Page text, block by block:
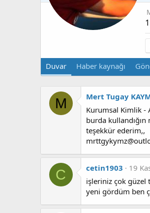
Duvar Haber kaynağı
M Mert Tugay
Kurumsal Kimlik -
burda
teşekkür ederim,,
C cetin1903
19
işleriniz çok güzel
yeni gördüm ben